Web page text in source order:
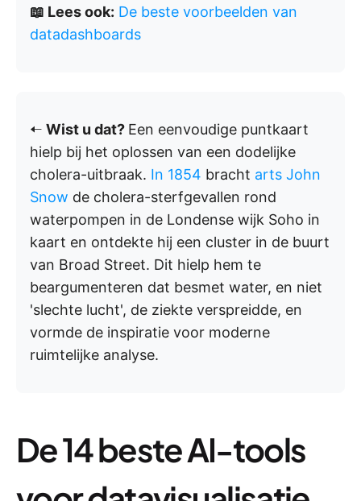
📖 Lees ook: De beste voorbeelden van
datadashboards
🠠 Wist u dat? Een eenvoudige puntkaart
hielp bij het oplossen van een dodelijke
cholera-uitbraak. In 1854 bracht arts John
Snow de cholera-sterfgevallen rond
waterpompen in de Londense wijk Soho in
kaart en ontdekte hij een cluster in de buurt
van Broad Street. Dit hielp hem te
beargumenteren dat besmet water, en niet
'slechte lucht', de ziekte verspreidde, en
vormde de inspiratie voor moderne
ruimtelijke analyse.
De 14 beste AI-tools